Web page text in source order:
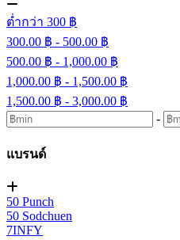
ต่ำกว่า 300 ฿
300.00 ฿ - 500.00 ฿
500.00 ฿ - 1,000.00 ฿
1,000.00 ฿ - 1,500.00 ฿
1,500.00 ฿ - 3,000.00 ฿
-
แบรนด์
50 Punch
50 Sodchuen
7INFY